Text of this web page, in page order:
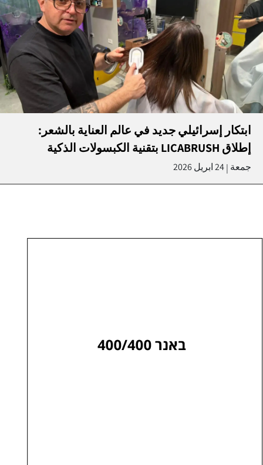
ابتكار إسرائيلي جديد في عالم العناية بالشعر:
إطلاق LICABRUSH بتقنية الكبسولات الذكية
جمعة |24 ابريل 2026